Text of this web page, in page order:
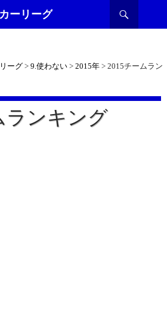
ーリーグ
ーグ > 9.使わない > 2015年 > 2015チームラン
ランキング